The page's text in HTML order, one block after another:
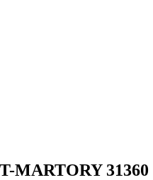
MARTORY 31360